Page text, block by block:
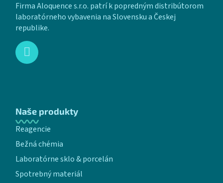
Firma Aloquence s.r.o. patrí k popredným distribútorom
laboratórneho vybavenia na Slovensku a Českej
republike.
Naše produkty
Reagencie
Bežná chémia
Laboratórne sklo & porcelán
Spotrebný materiál